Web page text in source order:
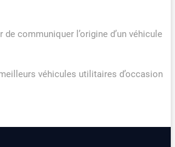
de communiquer l’origine d’un véhicule
Next
post:
véhicules utilitaires d’occasion